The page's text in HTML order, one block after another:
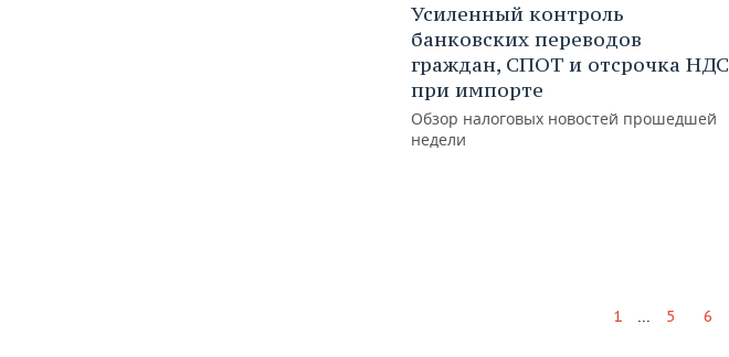
Усиленный контроль
банковских переводов
граждан, СПОТ и отсрочка НДС
при импорте
Обзор налоговых новостей прошедшей
недели
1 ... 5 6